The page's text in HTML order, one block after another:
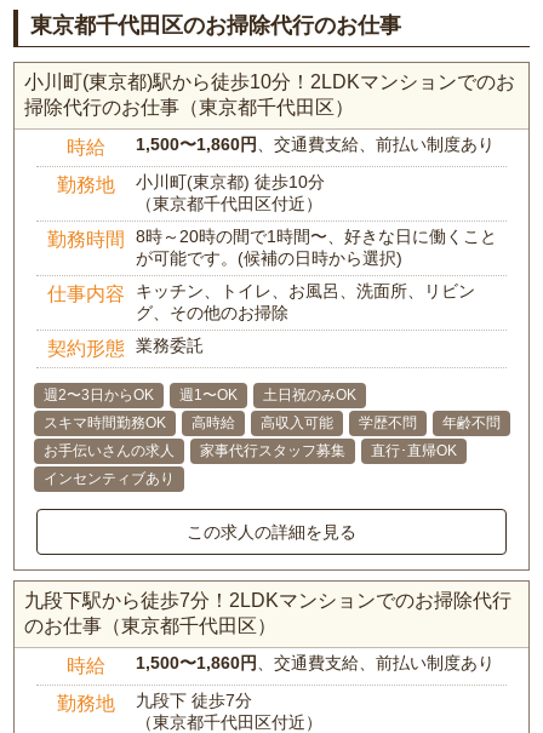
東京都千代田区のお掃除代行のお仕事
小川町(東京都)駅から徒歩10分！2LDKマンションでのお
掃除代行のお仕事（東京都千代田区）
時給 1,500〜1,860円 、交通費支給、前払い制度あり
勤務地
小川町(東京都) 徒歩10分
（東京都千代田区付近）
勤務時間
8時～20時の間で1時間〜、好きな日に働くこと
が可能です。(候補の日時から選択)
仕事内容
キッチン、トイレ、お風呂、洗面所、リビン
グ、その他のお掃除
契約形態 業務委託
週2〜3日からOK 週1〜OK
土日祝のみOK
スキマ時間勤務OK
高時給 高収入可能 学歴不問
年齢不問
お手伝いさんの求人
家事代行スタッフ募集
直行･直帰OK
インセンティブあり
この求人の詳細を見る
九段下駅から徒歩7分！2LDKマンションでのお掃除代行
のお仕事（東京都千代田区）
時給 1,500〜1,860円 、交通費支給、前払い制度あり
勤務地
九段下 徒歩7分
（東京都千代田区付近）